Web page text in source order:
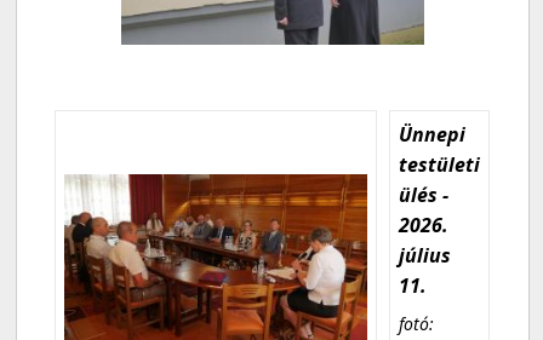
Ünnepi
testületi
ülés -
2026.
július
11.
fotó: